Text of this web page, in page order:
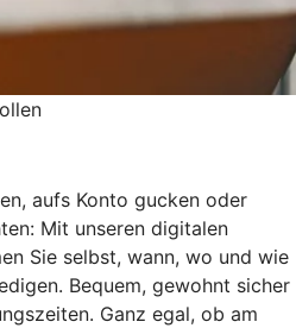
aufs Konto gucken oder
Mit unseren digitalen
Sie selbst, wann, wo und wie
Bequem, gewohnt sicher
Ganz egal, ob am